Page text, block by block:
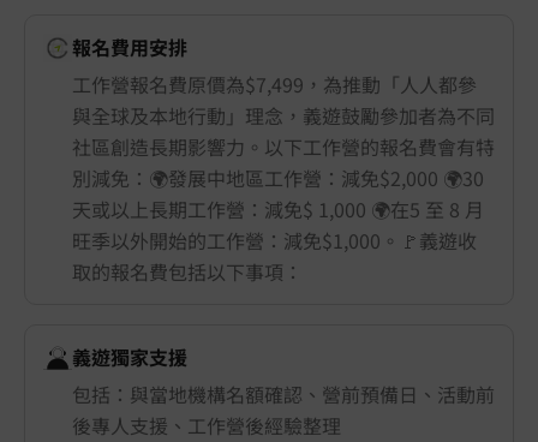
報名費用安排
工作營報名費原價為$7,499，為推動「人人都參
與全球及本地行動」理念，義遊鼓勵參加者為不同
社區創造長期影響力。以下工作營的報名費會有特
別減免：🌍發展中地區工作營：減免$2,000 🌍30
天或以上長期工作營：減免$ 1,000 🌍在5 至 8 月
旺季以外開始的工作營：減免$1,000。🚩義遊收
取的報名費包括以下事項：
義遊獨家支援
包括：與當地機構名額確認、營前預備日、活動前
後專人支援、工作營後經驗整理